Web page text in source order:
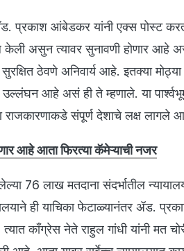
प्रकाश आंबेडकर यांनी एक्स पोस्ट
केली असुन त्यावर सुनावणी होणार आहे
ठेवणे अनिवार्य आहे. इतक्या
आहे असं ही ते म्हणाले. या
राजकारणाकडे संपूर्ण देशाचे लक्ष लागले
आहे आता फिरत्या कॅमेऱ्याची नजर
76 लाख मतदाना संदर्भातील
ही याचिका फेटाळ्यानंतर ॲड.
काँग्रेस नेते राहुल गांधी यांनी मत